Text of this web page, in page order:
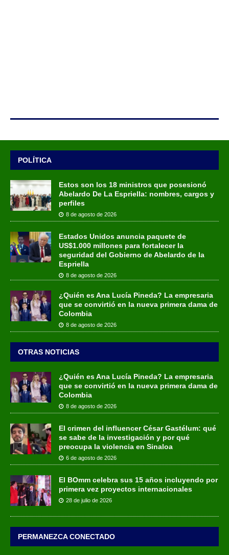
POLÍTICA
Estos son los 18 ministros que posesionó
Abelardo De La Espriella: nombres, cargos y
perfiles
8 de agosto de 2026
Estados Unidos anuncia paquete de
US$1.000 millones para fortalecer la
seguridad del Gobierno de Abelardo de la
Espriella
8 de agosto de 2026
¿Quién es Ana Lucía Pineda? La empresaria
que se convirtió en la nueva primera dama de
Colombia
8 de agosto de 2026
OTRAS NOTICIAS
¿Quién es Ana Lucía Pineda? La empresaria
que se convirtió en la nueva primera dama de
Colombia
8 de agosto de 2026
El crimen del influencer César Gastélum: qué
se sabe de la investigación y por qué
preocupa la violencia en Sinaloa
6 de agosto de 2026
El BOmm celebra sus 15 años incluyendo por
primera vez proyectos internacionales
28 de julio de 2026
PERMANEZCA CONECTADO